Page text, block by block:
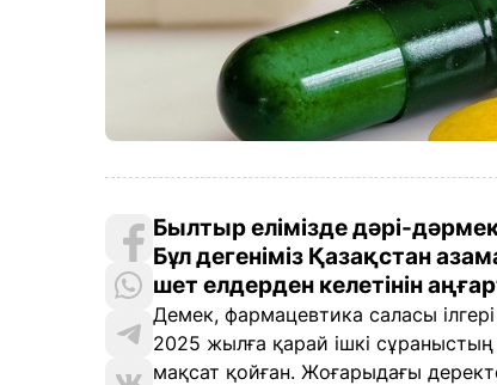
Былтыр елімізде дәрі-
Бұл дегеніміз Қазақстан
шет елдерден келетінін
Демек, фармацевтика саласы
2025 жылға қарай ішкі
мақсат қойған. Жоғарыдағы